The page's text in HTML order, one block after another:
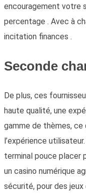
encouragement votre
percentage . Avec à
incitation finances .
Seconde
De plus, ces
haute qualité, une
gamme de thèmes, ce
l’expérience
terminal pouce placer
un casino numérique
sécurité, pour des